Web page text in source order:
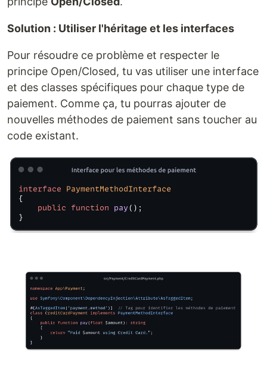
Solution : Utiliser l'héritage et les interfaces
Pour résoudre ce problème et respecter le
principe Open/Closed, tu vas utiliser une interface
et des classes spécifiques pour chaque type de
paiement. Comme ça, tu pourras ajouter de
nouvelles méthodes de paiement sans toucher au
code existant.